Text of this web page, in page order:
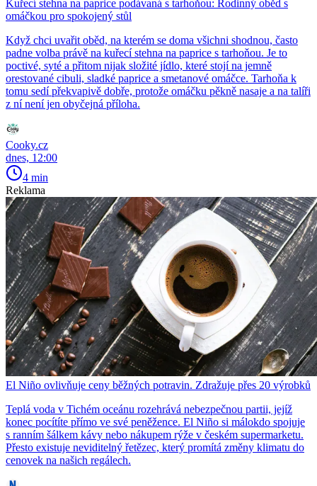
Kuřecí stehna na paprice podávaná s tarhoňou: Rodinný oběd s
omáčkou pro spokojený stůl
Když chci uvařit oběd, na kterém se doma všichni shodnou, často
padne volba právě na kuřecí stehna na paprice s tarhoňou. Je to
poctivé, syté a přitom nijak složité jídlo, které stojí na jemně
orestované cibuli, sladké paprice a smetanové omáčce. Tarhoňa k
tomu sedí překvapivě dobře, protože omáčku pěkně nasaje a na talíři
z ní není jen obyčejná příloha.
Cooky.cz
dnes, 12:00
4 min
Reklama
El Niño ovlivňuje ceny běžných potravin. Zdražuje přes 20 výrobků
Teplá voda v Tichém oceánu rozehrává nebezpečnou partii, jejíž
konec pocítíte přímo ve své peněžence. El Niño si málokdo spojuje
s ranním šálkem kávy nebo nákupem rýže v českém supermarketu.
Přesto existuje neviditelný řetězec, který promítá změny klimatu do
cenovek na našich regálech.